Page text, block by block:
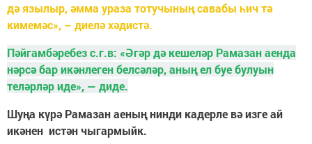
дә язылыр, әмма ураза тотучының савабы һич тә
кимемәс», – диелә хәдистә.
Пәйгамбәребез с.г.в: «Әгәр дә кешеләр Рамазан аенда
нәрсә бар икәнлеген белсәләр, аның ел буе булуын
теләрләр иде», — диде.
Шуңа күрә Рамазан аеның нинди кадерле вә изге ай
икәнен истән чыгармыйк.